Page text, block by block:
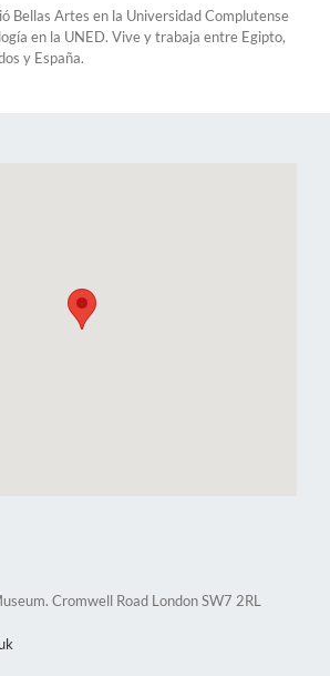
Bellas Artes en la Universidad Complutense
en la UNED. Vive y trabaja entre Egipto,
y España.
Cromwell Road London SW7 2RL